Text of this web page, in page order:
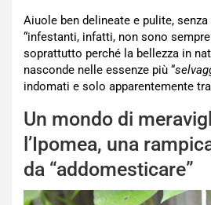
Aiuole ben delineate e pulite,
“infestanti, infatti, non sono
soprattutto perché la bellezza in
nasconde nelle essenze più “
indomati e solo apparentemente
Un mondo di
l’Ipomea, una
da “addomesticare”